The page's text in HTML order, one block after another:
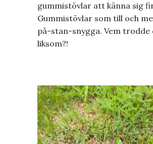
gummistövlar att känna sig
Gummistövlar som till och
på-stan-snygga. Vem trodde
liksom?!